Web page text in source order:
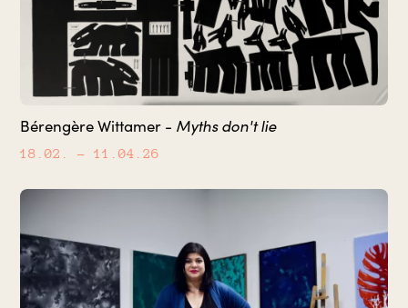
Bérengère Wittamer - Myths don't lie
18.02. – 11.04.26